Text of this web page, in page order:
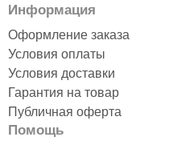
Информация
Оформление заказа
Условия оплаты
Условия доставки
Гарантия на товар
Публичная оферта
Помощь